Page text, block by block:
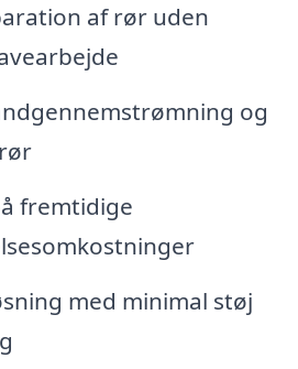
af rør uden
og
fremtidige
med minimal støj